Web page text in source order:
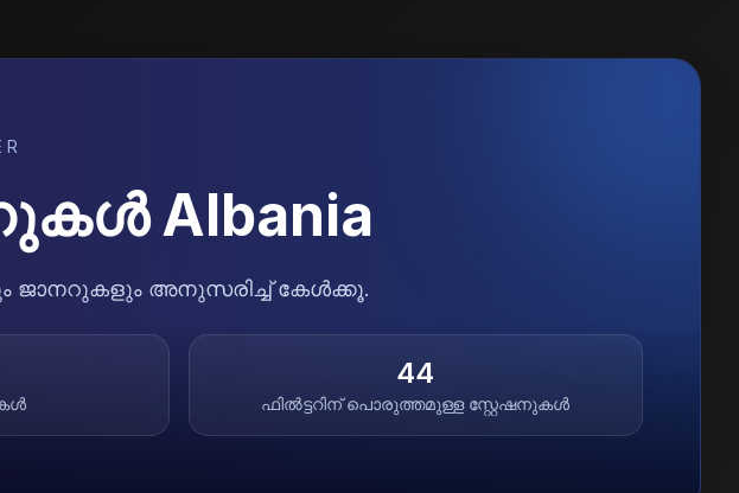
Albania
ജാനറുകളും അനുസരിച്ച് കേൾക്കൂ.
44
ഫിൽട്ടറിന് പൊരുത്തമുള്ള സ്റ്റേഷനുകൾ